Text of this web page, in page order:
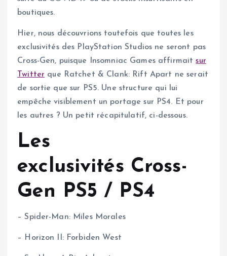
boutiques.
Hier, nous découvrions toutefois que toutes les
exclusivités des PlayStation Studios ne seront pas
Cross-Gen, puisque Insomniac Games affirmaitsur
Twitter que Ratchet & Clank: Rift Apart ne serait
de sortie que sur PS5. Une structure qui lui
empêche visiblement un portage sur PS4. Et pour
les autres ? Un petit récapitulatif, ci-dessous.
Les
exclusivités Cross-
Gen PS5 / PS4
– Spider-Man: Miles Morales
– Horizon II: Forbiden West